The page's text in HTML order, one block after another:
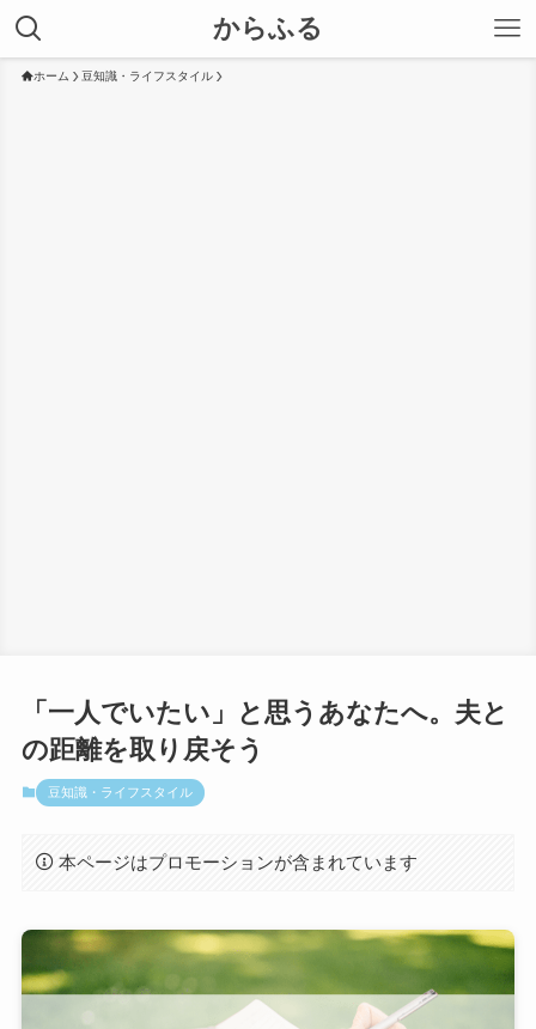
からふる
ホーム 豆知識・ライフスタイル
「一人でいたい」と思うあなたへ。夫と
の距離を取り戻そう
豆知識・ライフスタイル
本ページはプロモーションが含まれています